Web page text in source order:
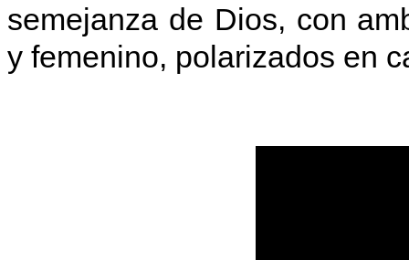
semejanza de Dios, con
y femenino, polarizados en